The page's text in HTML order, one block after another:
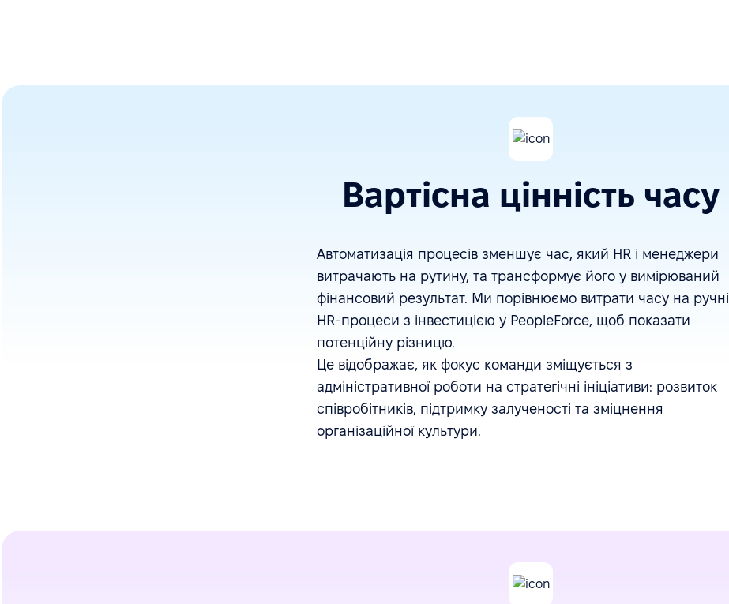
Вартісна цінність часу
Автоматизація процесів зменшує час, який HR і менеджери
витрачають на рутину, та трансформує його у вимірюваний
фінансовий результат. Ми порівнюємо витрати часу на ручні
HR-процеси з інвестицією у PeopleForce, щоб показати
потенційну різницю.
Це відображає, як фокус команди зміщується з
адміністративної роботи на стратегічні ініціативи: розвиток
співробітників, підтримку залученості та зміцнення
організаційної культури.